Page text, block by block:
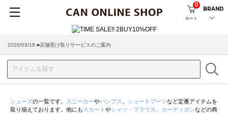
カート
0
BRAND
2026/03/18 ■店舗受け取りサービスのご案内
シューズの一覧です。 スニーカーやパンプス ショートブーツなど定番アイテムを
取り揃えております。他にも スカート やシャツ・ブラウス カーディガンなどの商